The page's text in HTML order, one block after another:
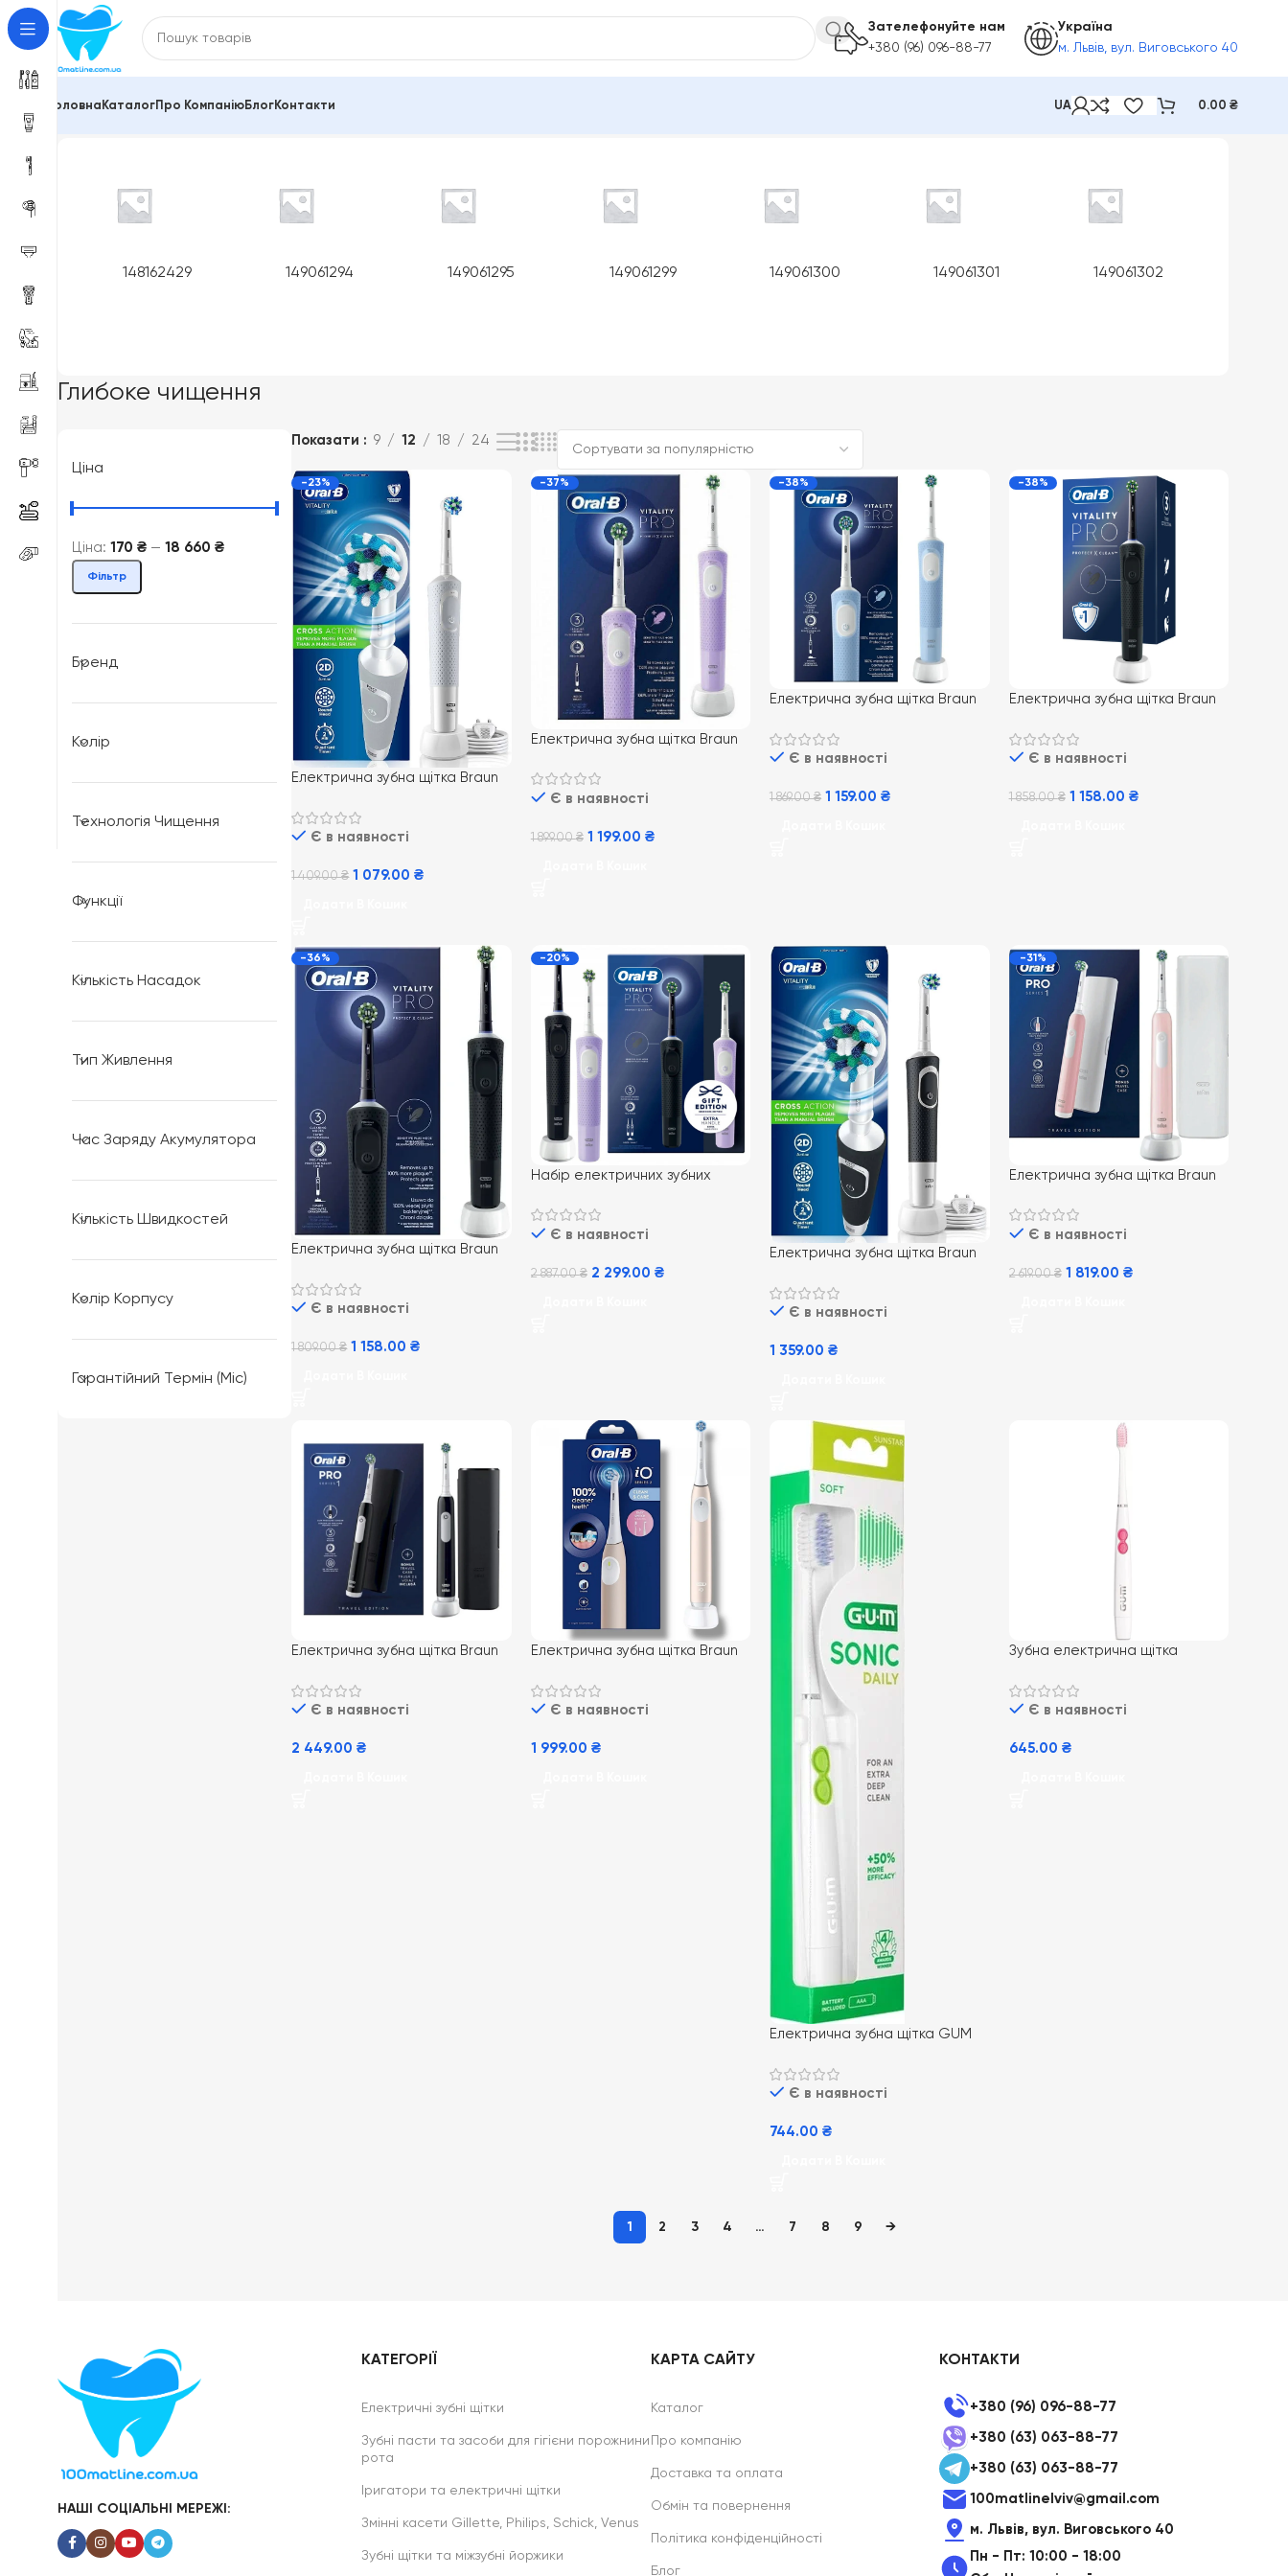
Зателефонуйте нам
+380 (96) 096-88-77
Україна
м. Львів, вул. Виговського 40
Головна КаталогПро КомпаніюБлогКонтакти UA 0.00 ₴
148162429 149061294 149061295 149061299 149061300 149061301 149061302
Глибоке чищення
Ціна
Фільтр
Ціна: 170 ₴ — 18 660 ₴
Бренд
Колір
Технологія Чищення
Функції
Кількість Насадок
Тип Живлення
Час Заряду Акумулятора
Кількість Швидкостей
Колір Корпусу
Гарантійний Термін (міс)
Показати 9 12 18 24
-23%
Електрична зубна щітка Braun
CrossAction
Є в наявності
1 409.00₴ 1 079.00₴
-37%
Електрична зубна щітка Braun
Фіолетова
Є в наявності
1 899.00₴ 1 199.00 ₴
-38%
Електрична зубна щітка Braun
Є в наявності
1 869.00₴ 1 159.00₴
-38%
Електрична зубна щітка Braun
Чорний
Є в наявності
1 858.00₴ 1 158.00 ₴
-36%
Електрична зубна щітка Braun
Є в наявності
1 809.00₴ 1 158.00₴
-20%
Набір електричних зубних
Pro Family Pack Lavender +
BlackЄ в наявності
2 887.00₴ 2 299.00 ₴
Електрична зубна щітка Braun
Black
Є в наявності
1 359.00₴
-31%
Електрична зубна щітка Braun
дорожнім футляром
Є в наявності
2 619.00₴ 1 819.00 ₴
Електрична зубна щітка Braun
дорожнім футляром
Є в наявності
2 449.00₴
Електрична зубна щітка Braun
Є в наявності
1 999.00 ₴
Електрична зубна щітка GUM
Є в наявності
744.00₴
Зубна електрична щітка
Є в наявності
645.00 ₴
1 2 3 4 … 7 8 9 →
НАШІ СОЦІАЛЬНІ МЕРЕЖІ:
КАТЕГОРІЇ
Електричні зубні щітки
Зубні пасти та засоби для гігієни порожнини
рота
Іригатори та електричні щітки
Змінні касети Gillette, Philips, Schick, Venus
Зубні щітки та міжзубні йоржики
КАРТА САЙТУ
Каталог
Про компанію
Доставка та оплата
Обмін та повернення
Політика конфіденційності
Блог
КОНТАКТИ
+380 (96) 096-88-77
+380 (63) 063-88-77
+380 (63) 063-88-77
100matlinelviv@gmail.com
м. Львів, вул. Виговського 40
Пн - Пт: 10:00 - 18:00